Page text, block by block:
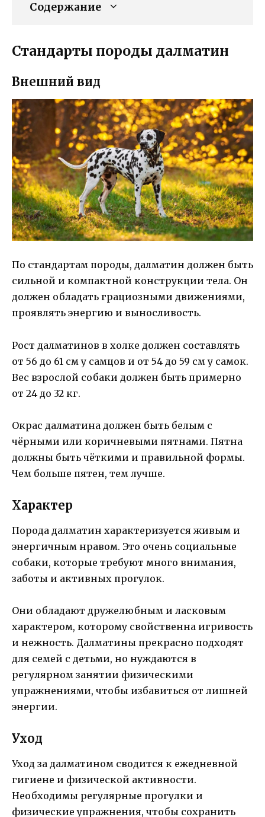
Содержание
Стандарты породы далматин
Внешний вид
По стандартам породы, далматин должен быть
сильной и компактной конструкции тела. Он
должен обладать грациозными движениями,
проявлять энергию и выносливость.
Рост далматинов в холке должен составлять
от 56 до 61 см у самцов и от 54 до 59 см у самок.
Вес взрослой собаки должен быть примерно
от 24 до 32 кг.
Окрас далматина должен быть белым с
чёрными или коричневыми пятнами. Пятна
должны быть чёткими и правильной формы.
Чем больше пятен, тем лучше.
Характер
Порода далматин характеризуется живым и
энергичным нравом. Это очень социальные
собаки, которые требуют много внимания,
заботы и активных прогулок.
Они обладают дружелюбным и ласковым
характером, которому свойственна игривость
и нежность. Далматины прекрасно подходят
для семей с детьми, но нуждаются в
регулярном занятии физическими
упражнениями, чтобы избавиться от лишней
энергии.
Уход
Уход за далматином сводится к ежедневной
гигиене и физической активности.
Необходимы регулярные прогулки и
физические упражнения, чтобы сохранить